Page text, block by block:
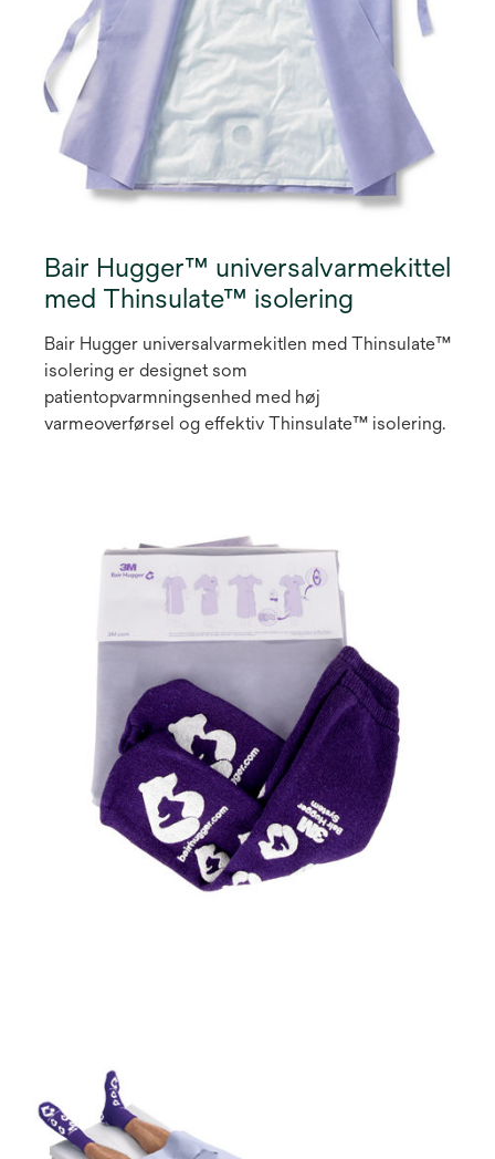
Bair Hugger™ universalvarmekittel
med Thinsulate™ isolering
Bair Hugger universalvarmekitlen med Thinsulate™
isolering er designet som
patientopvarmningsenhed med høj
varmeoverførsel og effektiv Thinsulate™ isolering.